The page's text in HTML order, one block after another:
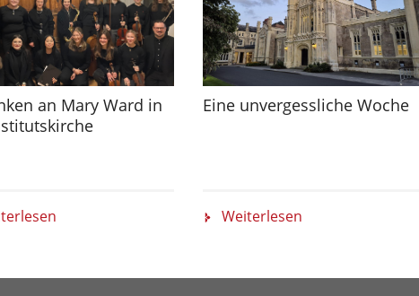
an Mary Ward in
Eine unvergessliche Woche
Weiterlesen